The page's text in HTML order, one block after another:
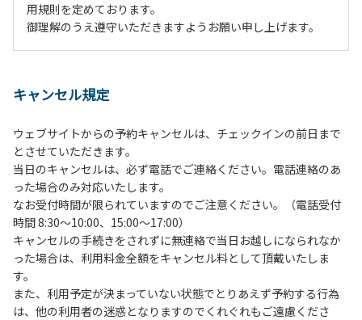
用規則を定めております。
御理解のうえ遵守いただきますようお願い申し上げます。
２、中学生以下だけでの利用はできません。高校生以上の方
３、テントサイト（多目的広場を含む。）の使用は、事前に
予約いただいた方のみで、連泊の方を除き、正午からです。
基本的に、テント1張りにつき1区画の予約をお願いします。
管理棟にてチェックインの手続きを行ってください。午後3
時前にお越しの方は、午後3時になりましたら管理棟にて手
続きを行ってください。午後5時過ぎにお越しの方は、翌朝
手続きを行ってください。
４、車両は、荷物の積み下ろし時以外は、駐車場にとめてく
ださい。
５、チェックアウトは、午前10時まで（日帰り使用の場合は
午後5時まで）です。チェックインの手続きを行っていない
キャンセル規定
ウェブサイトからの予約キャンセルは、チェックインの前日まで
とさせていただきます。
当日のキャンセルは、必ず電話でご連絡ください。電話連絡のあ
った場合のみ対応いたします。
なお受付時間が限られていますのでご注意ください。（電話受付
時間 8:30～10:00、15:00～17:00）
キャンセルの手続きをされずに無連絡で当日お越しになられなか
った場合は、利用料金全額をキャンセル料として頂戴いたしま
す。
また、利用予定が決まっていない状態でとりあえず予約する行為
は、他の利用者の迷惑となりますのでくれぐれもご遠慮くださ